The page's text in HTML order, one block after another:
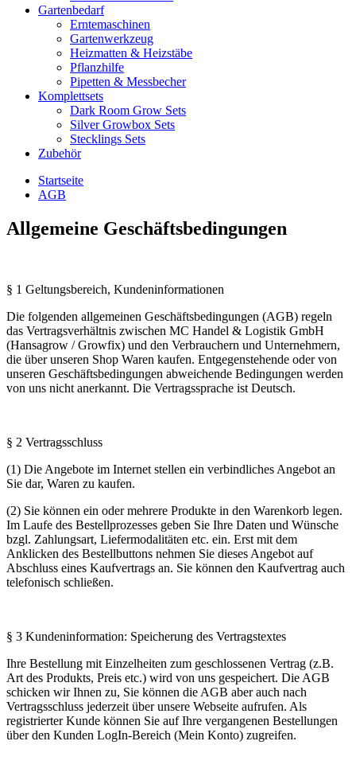
Gartenbedarf
Erntemaschinen
Gartenwerkzeug
Heizmatten & Heizstäbe
Pflanzhilfe
Pipetten & Messbecher
Komplettsets
Dark Room Grow Sets
Silver Growbox Sets
Stecklings Sets
Zubehör
Startseite
AGB
Allgemeine Geschäftsbedingungen
§ 1 Geltungsbereich, Kundeninformationen
Die folgenden allgemeinen Geschäftsbedingungen (AGB) regeln
das Vertragsverhältnis zwischen MC Handel & Logistik GmbH
(Hansagrow / Growfix) und den Verbrauchern und Unternehmern,
die über unseren Shop Waren kaufen. Entgegenstehende oder von
unseren Geschäftsbedingungen abweichende Bedingungen werden
von uns nicht anerkannt. Die Vertragssprache ist Deutsch.
§ 2 Vertragsschluss
(1) Die Angebote im Internet stellen ein verbindliches Angebot an
Sie dar, Waren zu kaufen.
(2) Sie können ein oder mehrere Produkte in den Warenkorb legen.
Im Laufe des Bestellprozesses geben Sie Ihre Daten und Wünsche
bzgl. Zahlungsart, Liefermodalitäten etc. ein. Erst mit dem
Anklicken des Bestellbuttons nehmen Sie dieses Angebot auf
Abschluss eines Kaufvertrags an. Sie können den Kaufvertrag auch
telefonisch schließen.
§ 3 Kundeninformation: Speicherung des Vertragstextes
Ihre Bestellung mit Einzelheiten zum geschlossenen Vertrag (z.B.
Art des Produkts, Preis etc.) wird von uns gespeichert. Die AGB
schicken wir Ihnen zu, Sie können die AGB aber auch nach
Vertragsschluss jederzeit über unsere Webseite aufrufen. Als
registrierter Kunde können Sie auf Ihre vergangenen Bestellungen
über den Kunden LogIn-Bereich (Mein Konto) zugreifen.